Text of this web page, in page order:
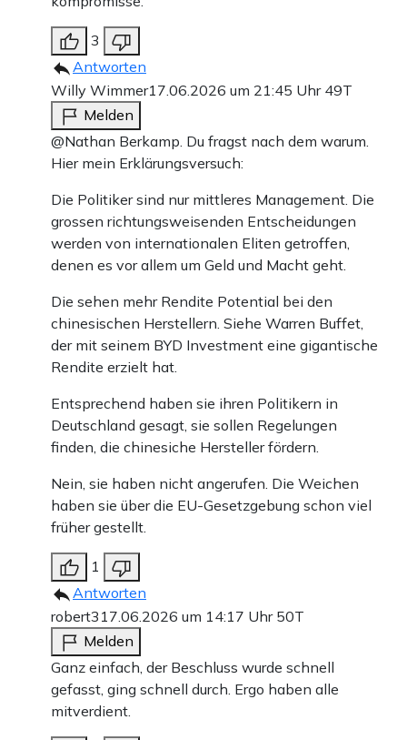
3
Antworten
Willy Wimmer17.06.2026 um 21:45 Uhr 49T
Melden
@Nathan Berkamp. Du fragst nach dem warum.
Hier mein Erklärungsversuch:
Die Politiker sind nur mittleres Management. Die
grossen richtungsweisenden Entscheidungen
werden von internationalen Eliten getroffen,
denen es vor allem um Geld und Macht geht.
Die sehen mehr Rendite Potential bei den
chinesischen Herstellern. Siehe Warren Buffet,
der mit seinem BYD Investment eine gigantische
Rendite erzielt hat.
Entsprechend haben sie ihren Politikern in
Deutschland gesagt, sie sollen Regelungen
finden, die chinesiche Hersteller fördern.
Nein, sie haben nicht angerufen. Die Weichen
haben sie über die EU-Gesetzgebung schon viel
früher gestellt.
1
Antworten
robert3 17.06.2026 um 14:17 Uhr 50T
Melden
Ganz einfach, der Beschluss wurde schnell
gefasst, ging schnell durch. Ergo haben alle
mitverdient.